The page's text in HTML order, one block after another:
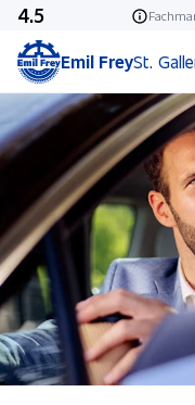
4.5
Emil FreySt.